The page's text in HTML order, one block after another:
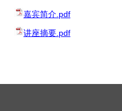
嘉宾简介.pdf
讲座摘要.pdf